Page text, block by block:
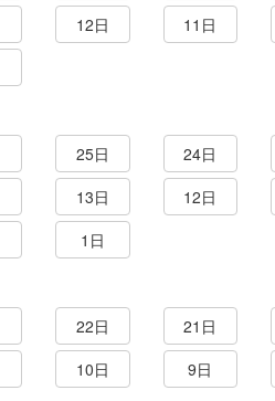
12日 11日
25日 24日
13日 12日
1日
22日 21日
10日 9日